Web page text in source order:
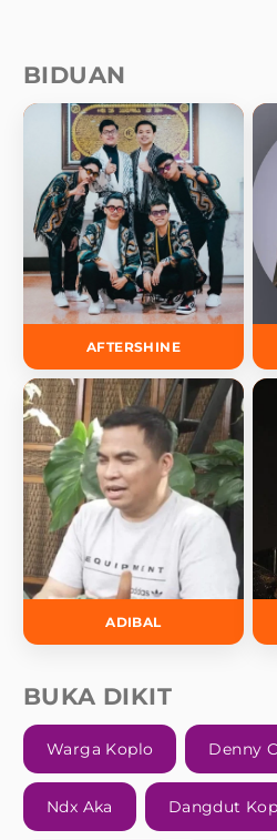
BIDUAN
AFTERSHINE
ADIBAL
BUKA DIKIT
Warga Koplo Denny
Ndx Aka Dangdut